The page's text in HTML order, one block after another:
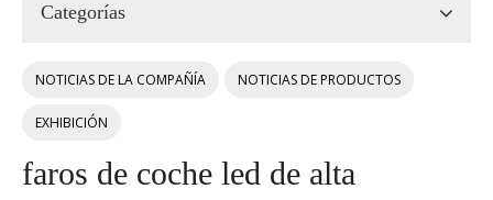
Categorías
NOTICIAS DE LA COMPAÑÍA NOTICIAS DE PRODUCTOS
EXHIBICIÓN
faros de coche led de alta